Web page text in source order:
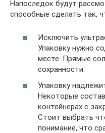
Напоследок будут
способные сделать так,
Исключить
Упаковку нужно
месте. Прямые
сохранности.
Упаковку
Некоторые
контейнерах с
Стоит выбрать
понимание, что